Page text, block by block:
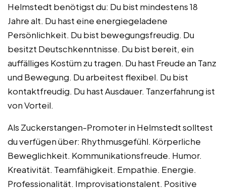
Helmstedt benötigst du: Du bist mindestens 18
Jahre alt. Du hast eine energiegeladene
Persönlichkeit. Du bist bewegungsfreudig. Du
besitzt Deutschkenntnisse. Du bist bereit, ein
auffälliges Kostüm zu tragen. Du hast Freude an Tanz
und Bewegung. Du arbeitest flexibel. Du bist
kontaktfreudig. Du hast Ausdauer. Tanzerfahrung ist
von Vorteil.
Als Zuckerstangen-Promoter in Helmstedt solltest
du verfügen über: Rhythmusgefühl. Körperliche
Beweglichkeit. Kommunikationsfreude. Humor.
Kreativität. Teamfähigkeit. Empathie. Energie.
Professionalität. Improvisationstalent. Positive